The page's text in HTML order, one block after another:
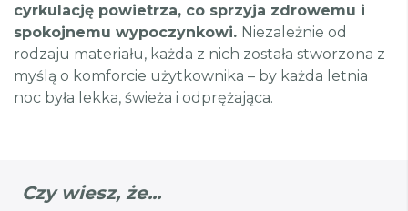
cyrkulację powietrza, co sprzyja zdrowemu i
spokojnemu wypoczynkowi. Niezależnie od
rodzaju materiału, każda z nich została stworzona z
myślą o komforcie użytkownika – by każda letnia
noc była lekka, świeża i odprężająca.
Czy wiesz, że...